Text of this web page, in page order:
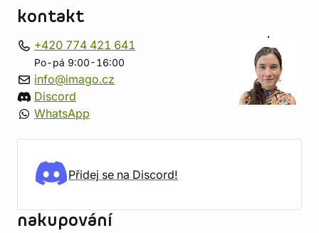
kontakt
+420 774 421 641
Po-pá 9:00-16:00
info@imago.cz
Discord
WhatsApp
Přidej se na Discord!
nakupování